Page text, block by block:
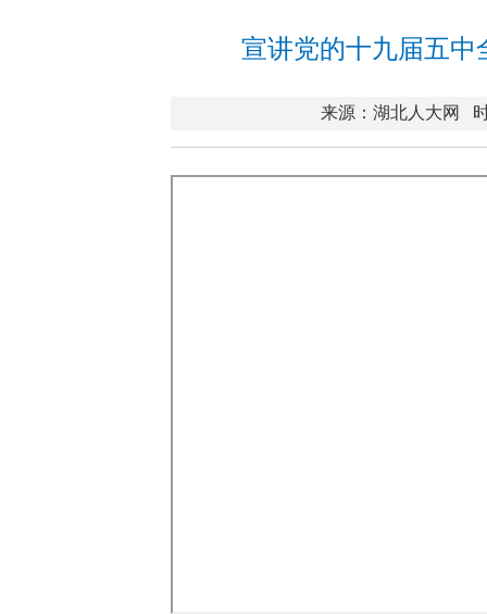
宣讲党的十九届五中
来源：湖北人大网